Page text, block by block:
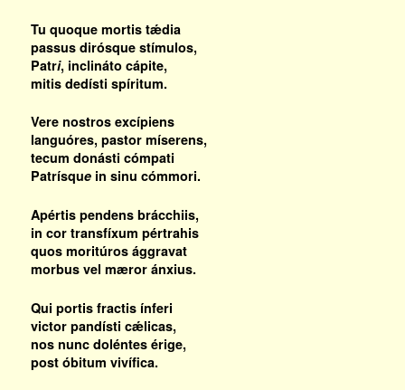
Tu quoque mortis tǽdia
passus dirósque stímulos,
Patri, inclináto cápite,
mitis dedísti spíritum.
Vere nostros excípiens
languóres, pastor míserens,
tecum donásti cómpati
Patrísquein sinu cómmori.
Apértis pendens brácchiis,
in cor transfíxum pértrahis
quos moritúros ággravat
morbus vel mæror ánxius.
Qui portis fractis ínferi
victor pandísti cǽlicas,
nos nunc doléntes érige,
post óbitum vivífica.